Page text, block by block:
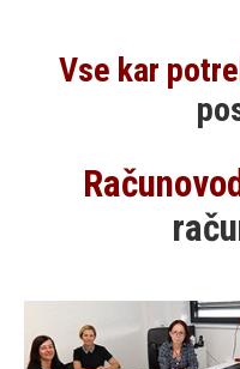
Vse kar